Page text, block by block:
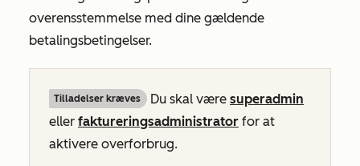
overensstemmelse med dine gældende
betalingsbetingelser.
Tilladelser kræves Du skal være superadmin
eller faktureringsadministrator for at
aktivere overforbrug.